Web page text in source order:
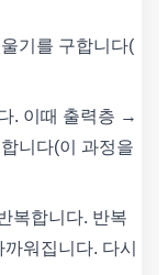
기를 구합니다(
. 이때 출력층 →
니다(이 과정을
복합니다. 반복
워집니다. 다시